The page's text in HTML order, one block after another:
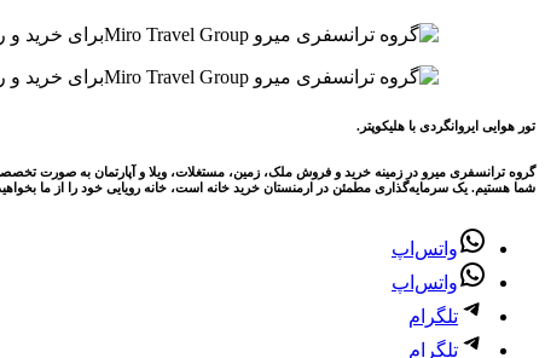
تور هوایی ایروانگردی با هلیکوپتر.
گروه ترانسفری میرو در زمینه خرید و فروش ملک، زمین، مستغلات، ویلا و آپارتمان به صورت تخصصی
شما هستیم. یک سرمایه‌گذاری مطمئن در ارمنستان خرید خانه است، خانه رویایی خود را از ما
واتس‌اپ
واتس‌اپ
تلگرام
تلگرام